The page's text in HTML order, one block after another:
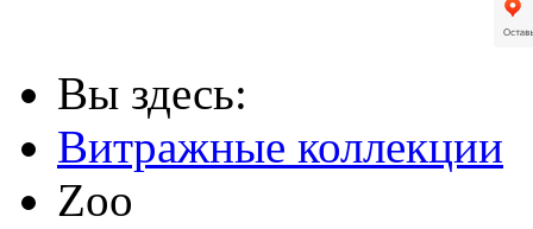
Вы здесь:
Витражные коллекции
Zoo